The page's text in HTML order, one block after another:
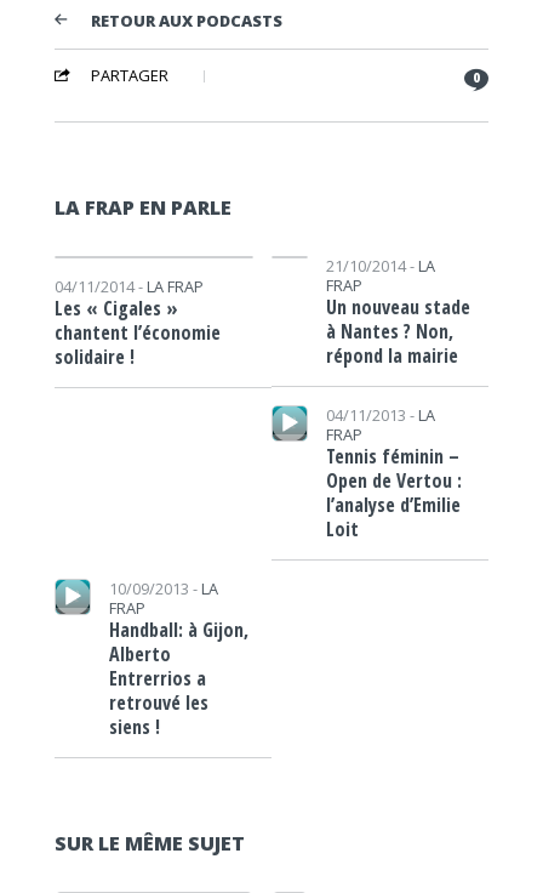
RETOUR AUX PODCASTS
PARTAGER 0
LA FRAP EN PARLE
Lecteur audio
04/11/2014 - LA FRAP
Les « Cigales »
chantent l’économie
solidaire !
Lecteur audio 21/10/2014 - LA
FRAP
Un nouveau stade
à Nantes ? Non,
répond la mairie
Lecteur audio
04/11/2013 - LA
FRAP
Tennis féminin –
Open de Vertou :
l’analyse d’Emilie
Loit
Lecteur audio
10/09/2013 - LA
FRAP
Handball: à Gijon,
Alberto
Entrerrios a
retrouvé les
siens !
SUR LE MÊME SUJET